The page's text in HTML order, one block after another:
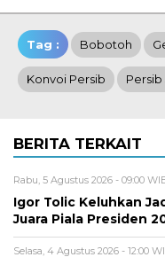
Tag : Bobotoh
Konvoi Persib Persib
BERITA TERKAIT
Rabu, 5 Agustus 2026 - 09:00
Igor Tolic Keluhkan
Juara Piala Presiden
Selasa, 4 Agustus 2026 - 12:00